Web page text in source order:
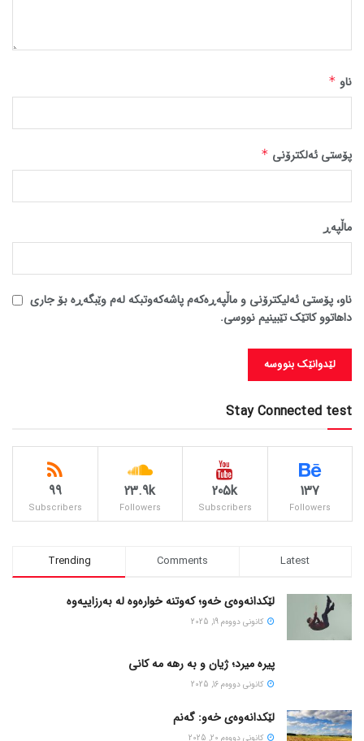
ناو *
پۆستی ئەلکترۆنی *
ماڵپه‌ڕ
ناو، پۆستی ئەلیکترۆنی و ماڵپەڕەکەم پاشەکەوتبکە لەم وێبگەڕە بۆ جاری
داهاتوو کاتێک تێبینیم نووسی.
Stay Connected test
137
Followers
205k
Subscribers
23.9k
Followers
99
Subscribers
Trending Comments Latest
لێکدانەوەی خەو؛ کەوتنە خوارەوە لە بەرزاییەوە
كانونی دووه‌م 19, 2025
پیره میرد؛ ژیان و به رهه مه کانی
كانونی دووه‌م 16, 2025
لێکدانەوەی خەو: گەنم
كانونی دووه‌م 20, 2025